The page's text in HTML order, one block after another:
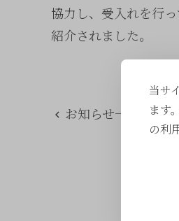
協力し、受入れを行
紹介されました。
お知らせ一覧に戻る
当サ
ます
の利